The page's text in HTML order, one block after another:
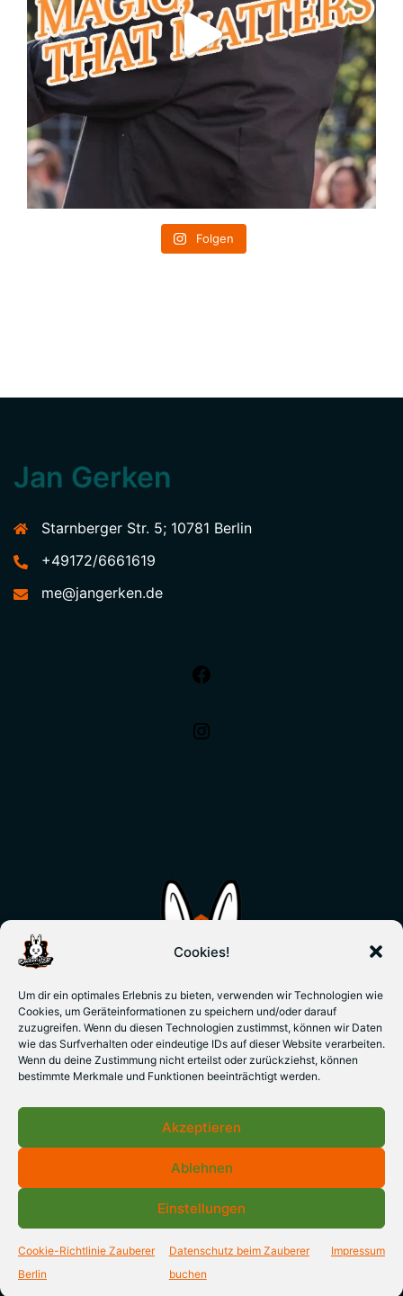
Cookies!
Um dir ein optimales Erlebnis zu bieten, verwenden wir Technologien wie
Cookies, um Geräteinformationen zu speichern und/oder darauf
zuzugreifen. Wenn du diesen Technologien zustimmst, können wir Daten
wie das Surfverhalten oder eindeutige IDs auf dieser Website verarbeiten.
Wenn du deine Zustimmung nicht erteilst oder zurückziehst, können
bestimmte Merkmale und Funktionen beeinträchtigt werden.
Akzeptieren
Ablehnen
Einstellungen
Cookie-Richtlinie Zauberer
Berlin
Datenschutz beim Zauberer
buchen
Impressum
Folgen
Jan Gerken
Starnberger Str. 5; 10781 Berlin
+49172/6661619
me@jangerken.de
© 2026 Zauberkünstler & Zauberlehrer Jan Gerken -
Berlin